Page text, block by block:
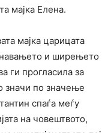
мајка Елена.
мајка царицата
и ширењето
ги прогласила за
значи по значење
спаѓа меѓу
на човештвото,